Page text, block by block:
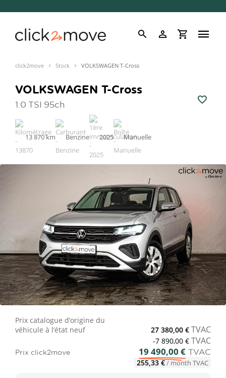
click2move Stock VOLKSWAGEN T-Cross
VOLKSWAGEN T-Cross
1.0 TSI 95ch
13 870 km Benzine 2025 Manuelle
Prix catalogue d’origine du
véhicule à l’état neuf
27 380,00 € TVAC
-7 890,00 € TVAC
Prix click2move 19 490,00 € TVAC
255,33 €/ month TVAC